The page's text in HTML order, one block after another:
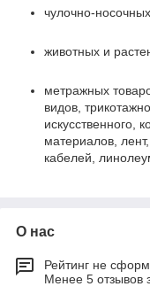
чулочно-
животных и
метражных
видов,
искусственного,
материалов,
кабелей,
О нас
Рейтинг не
Менее 5 отзывов